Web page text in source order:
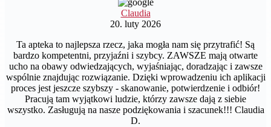
Claudia
20. luty 2026
Ta apteka to najlepsza rzecz, jaka mogła nam się przytrafić! Są
bardzo kompetentni, przyjaźni i szybcy. ZAWSZE mają otwarte
ucho na obawy odwiedzających, wyjaśniając, doradzając i zawsze
wspólnie znajdując rozwiązanie. Dzięki wprowadzeniu ich aplikacji
proces jest jeszcze szybszy - skanowanie, potwierdzenie i odbiór!
Pracują tam wyjątkowi ludzie, którzy zawsze dają z siebie
wszystko. Zasługują na nasze podziękowania i szacunek!!! Claudia
D.